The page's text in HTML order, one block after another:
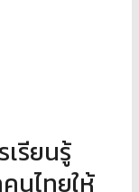
เรียนรู้
นไทยให้